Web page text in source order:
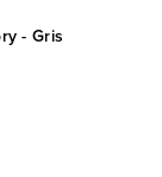
- Gris